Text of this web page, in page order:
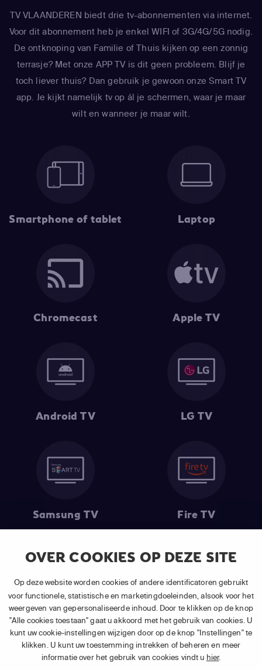
OVER COOKIES OP DEZE SITE
Op deze website worden cookies of andere identificatoren gebruikt
voor functionele, statistische en marketingdoeleinden, alsook voor het
weergeven van gepersonaliseerde inhoud. Door te klikken op de knop
"Alle cookies toestaan" gaat u akkoord met het gebruik van cookies. U
kunt uw cookie-instellingen wijzigen door op de knop "Instellingen" te
klikken. U kunt uw toestemming intrekken of beheren en meer
informatie over het gebruik van cookies vindt u hier.
TV VLAANDEREN biedt drie tv-abonnementen via internet.
Voor dit abonnement heb je enkel WIFI of 3G/4G/5G nodig.
De ontknoping van Familie of Thuis kijken op een zonnig
terrasje? Met onze APP TV is dit geen probleem. Blijf je
toch liever thuis? Dan gebruik je gewoon onze Smart TV
app. Je kijkt namelijk tv op ál je schermen, waar je maar
wilt en wanneer je maar wilt.
Smartphone of tablet Laptop
Chromecast Apple TV
Android TV LG TV
Samsung TV Fire TV
(1) De eerste 30 dagen gratis: Geldig op alle nieuwe abonnementen
van APP TV Light, Basic of Plus.
(2) Prijs abonnement : Incl. BTW.
(3) Restart & Replayis beschikbaar voorvolgende zendersafhankelijk
van je gekozen pakket.